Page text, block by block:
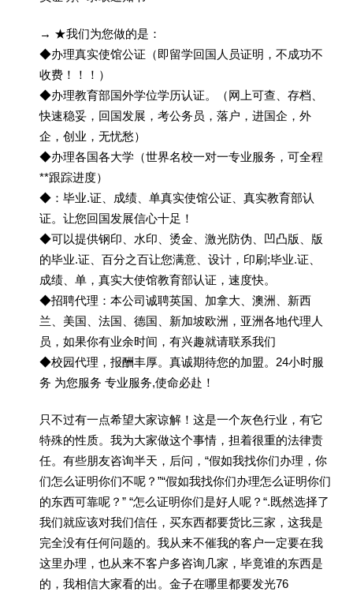
→ ★我们为您做的是：
◆办理真实使馆公证（即留学回国人员证明，不成功不
收费！！！）
◆办理教育部国外学位学历认证。（网上可查、存档、
快速稳妥，回国发展，考公务员，落户，进国企，外
企，创业，无忧愁）
◆办理各国各大学（世界名校一对一专业服务，可全程
**跟踪进度）
◆：毕业.证、成绩、单真实使馆公证、真实教育部认
证。让您回国发展信心十足！
◆可以提供钢印、水印、烫金、激光防伪、凹凸版、版
的毕业.证、百分之百让您满意、设计，印刷;毕业.证、
成绩、单，真实大使馆教育部认证，速度快。
◆招聘代理：本公司诚聘英国、加拿大、澳洲、新西
兰、美国、法国、德国、新加坡欧洲，亚洲各地代理人
员，如果你有业余时间，有兴趣就请联系我们
◆校园代理，报酬丰厚。真诚期待您的加盟。24小时服
务 为您服务 专业服务,使命必赴！
只不过有一点希望大家谅解！这是一个灰色行业，有它
特殊的性质。我为大家做这个事情，担着很重的法律责
任。有些朋友咨询半天，后问，“假如我找你们办理，你
们怎么证明你们不呢？”“假如我找你们办理怎么证明你们
的东西可靠呢？” “怎么证明你们是好人呢？“.既然选择了
我们就应该对我们信任，买东西都要货比三家，这我是
完全没有任何问题的。我从来不催我的客户一定要在我
这里办理，也从来不客户多咨询几家，毕竟谁的东西是
的，我相信大家看的出。金子在哪里都要发光76